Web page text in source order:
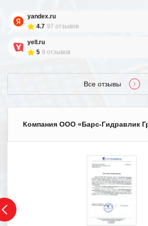
yandex.ru
4.7 97 отзывов
yell.ru
5 9 отзывов
Все отзывы
Компания ООО «Барс-Гидравлик